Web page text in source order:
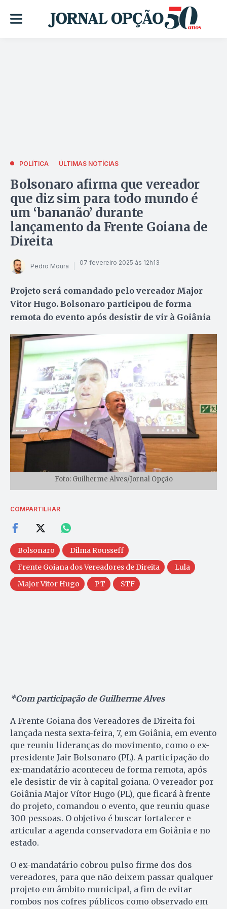
POLÍTICA ÚLTIMAS NOTÍCIAS
Bolsonaro afirma que vereador
que diz sim para todo mundo é
um ‘bananão’ durante
lançamento da Frente Goiana de
Direita
Pedro Moura 07 fevereiro 2025 às 12h13
Projeto será comandado pelo vereador Major
Vitor Hugo. Bolsonaro participou de forma
remota do evento após desistir de vir à Goiânia
Foto: Guilherme Alves/Jornal Opção
COMPARTILHAR
Bolsonaro
Dilma Rousseff
Frente Goiana dos Vereadores de Direita
Lula
Major Vitor Hugo
PT STF
*Com participação de Guilherme Alves
A Frente Goiana dos Vereadores de Direita foi
lançada nesta sexta-feira, 7, em Goiânia, em evento
que reuniu lideranças do movimento, como o ex-
presidente Jair Bolsonaro (PL). A participação do
ex-mandatário aconteceu de forma remota, após
ele desistir de vir à capital goiana. O vereador por
Goiânia Major Vítor Hugo (PL), que ficará à frente
do projeto, comandou o evento, que reuniu quase
300 pessoas. O objetivo é buscar fortalecer e
articular a agenda conservadora em Goiânia e no
estado.
O ex-mandatário cobrou pulso firme dos dos
vereadores, para que não deixem passar qualquer
projeto em âmbito municipal, a fim de evitar
rombos nos cofres públicos como observado em